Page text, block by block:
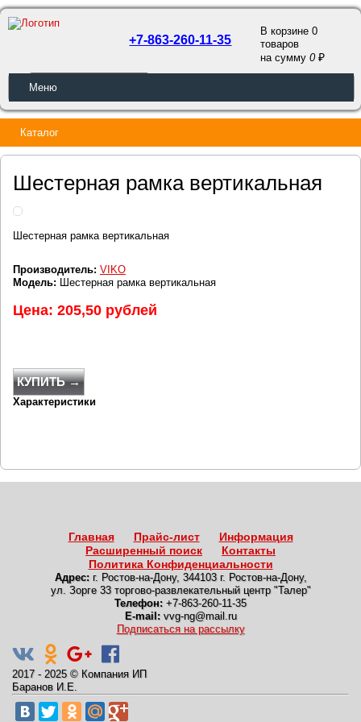
ОБРАТНЫЙ ЗВОНОК
+7-863-260-11-35
В корзине 0
товаров
на сумму0
Меню
Каталог
Шестерная рамка вертикальная
Шестерная рамка вертикальная
Производитель: VIKO
Модель: Шестерная рамка вертикальная
Цена: 205,50 рублей
КУПИТЬ →
Характеристики
Главная Прайс-лист
Информация
Расширенный поиск
Контакты
Политика Конфиденциальности
Адрес: г. Ростов-на-Дону, 344103 г. Ростов-на-Дону,
ул. Зорге 33 торгово-развлекательный центр "Талер"
Телефон: +7-863-260-11-35
E-mail: vvg-ng@mail.ru
Подписаться на рассылку
2017 - 2025 © Компания ИП
Баранов И.Е.